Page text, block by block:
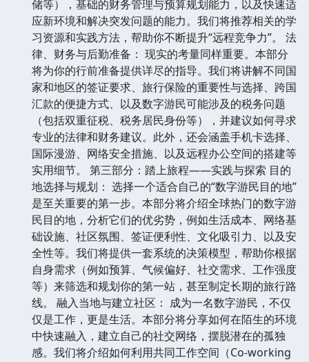
储等），基础的财务管理与预算规划能力，以及快速适
应新环境和解决突发问题的能力。我们将推荐相关的学
习资源和实践方法，帮助你不断提升“远程竞争力”。 法
律、财务与后勤准备： 现实的考量同样重要。本部分
将为你的行前准备提供详尽的指导。我们将讲解不同国
家和地区的签证要求、旅行保险的重要性与选择、跨国
汇款的便捷方式、以及数字游民可能涉及的税务问题
（包括双重征税、税务居民身份等），并建议如何寻求
专业的法律和财务建议。此外，还会涵盖手机卡选择、
国际漫游、网络安全措施、以及远程办公空间的搭建等
实用细节。 第三部分：踏上旅程——实践与探索 目的
地选择与规划： 选择一个适合自己的“数字游民目的地”
是至关重要的第一步。本部分将介绍全球热门的数字游
民目的地，分析它们的优劣势，例如生活成本、网络基
础设施、社区氛围、签证便利性、文化吸引力、以及安
全性等。我们将提供一套系统的决策模型，帮助你根据
自身需求（例如预算、气候偏好、社交需求、工作强度
等）来筛选和规划你的第一站，甚至制定长期的旅行路
线。 融入当地与建立社区： 成为一名数字游民，不仅
仅是工作，更是生活。本部分将分享如何在陌生的环境
中快速融入，建立自己的社交网络，摆脱潜在的孤独
感。我们将介绍如何利用共同工作空间（Co-working